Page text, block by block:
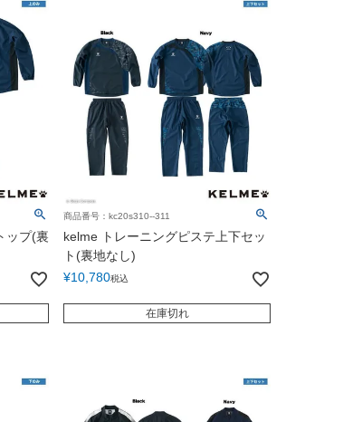
ップ(裏
商品番号：kc20s310--311
kelme トレーニングピステ上下セッ
ト(裏地なし)
¥10,780税込
在庫切れ